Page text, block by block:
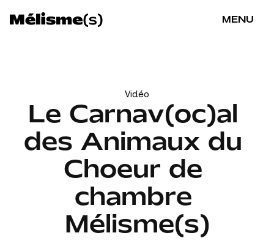
MENU
Vidéo
Le Carnav(oc)al
des Animaux du
Choeur de
chambre
Mélisme(s)